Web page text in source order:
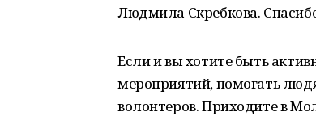
Людмила Скребкова.
Если и вы хотите быть
мероприятий, помогать
волонтеров. Приходите в